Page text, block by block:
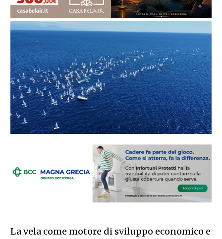
La vela come motore di sviluppo economico e